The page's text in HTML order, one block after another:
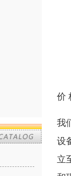
价
我
设
立